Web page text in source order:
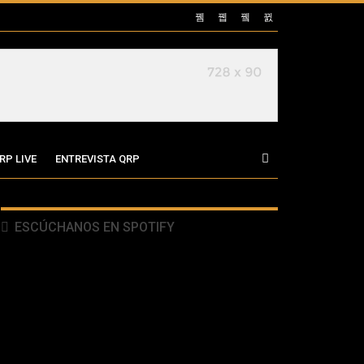
LIVE ENTREVISTA QRP
ESCÚCHANOS EN SPOTIFY